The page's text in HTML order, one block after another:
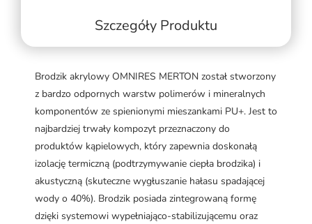
Szczegóły Produktu
Brodzik akrylowy OMNIRES MERTON został stworzony
z bardzo odpornych warstw polimerów i mineralnych
komponentów ze spienionymi mieszankami PU+. Jest to
najbardziej trwały kompozyt przeznaczony do
produktów kąpielowych, który zapewnia doskonałą
izolację termiczną (podtrzymywanie ciepła brodzika) i
akustyczną (skuteczne wygłuszanie hałasu spadającej
wody o 40%). Brodzik posiada zintegrowaną formę
dzięki systemowi wypełniająco-stabilizującemu oraz